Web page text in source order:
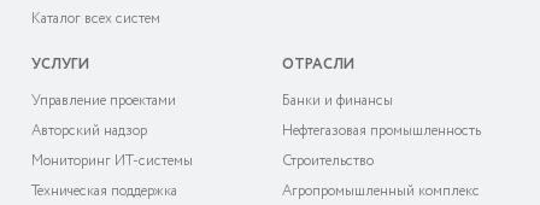
Каталог всех систем
УСЛУГИ
Управление проектами
Авторский надзор
Мониторинг ИТ-системы
Техническая поддержка
ОТРАСЛИ
Банки и финансы
Нефтегазовая промышленность
Строительство
Агропромышленный комплекс